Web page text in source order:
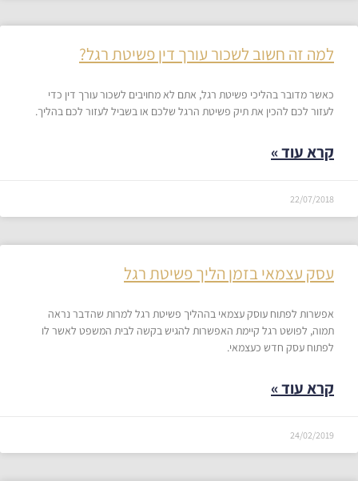
למה זה חשוב לשכור עורך דין פשיטת רגל?
כאשר מדובר בהליכי פשיטת רגל, אתם לא מחויבים לשכור עורך דין כדי
לעזור לכם להכין את תיק פשיטת הרגל שלכם או בשביל לעזור לכם בהליך.
קרא עוד »
22/07/2018
עסק עצמאי בזמן הליך פשיטת רגל
אפשרות לפתוח עוסק עצמאי בההליך פשיטת רגל למרות שהדבר נראה
תמוה, לפושט רגל קיימת האפשרות להגיש בקשה לבית המשפט לאשר לו
לפתוח עסק חדש כעצמאי.
קרא עוד »
24/02/2019